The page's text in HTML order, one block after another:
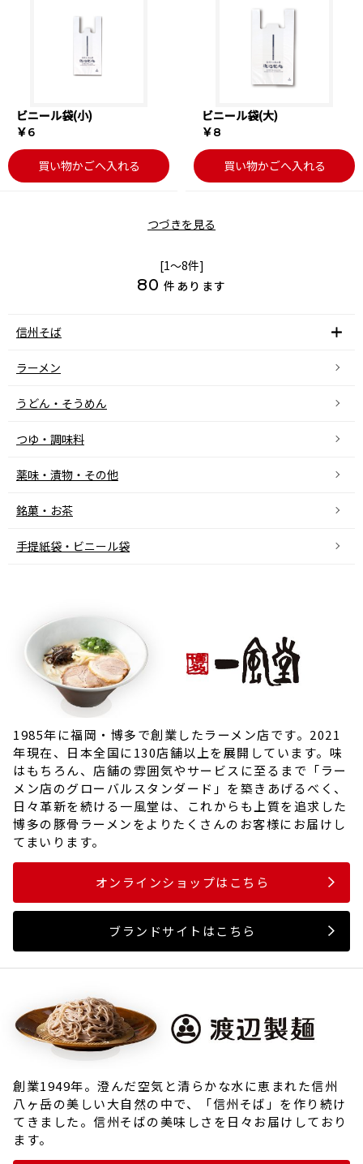
ビニール袋(小)
￥6
買い物かごへ入れる
ビニール袋(大)
￥8
買い物かごへ入れる
つづきを見る
[1～8件]
80 件あります
信州そば
ラーメン
うどん・そうめん
つゆ・調味料
薬味・漬物・その他
銘菓・お茶
手提紙袋・ビニール袋
1985年に福岡・博多で創業したラーメン店です。2021
年現在、日本全国に130店舗以上を展開しています。味
はもちろん、店舗の雰囲気やサービスに至るまで「ラー
メン店のグローバルスタンダード」を築きあげるべく、
日々革新を続ける一風堂は、これからも上質を追求した
博多の豚骨ラーメンをよりたくさんのお客様にお届けし
てまいります。
オンラインショップはこちら
ブランドサイトはこちら
創業1949年。澄んだ空気と清らかな水に恵まれた信州
八ヶ岳の美しい大自然の中で、「信州そば」を作り続け
てきました。信州そばの美味しさを日々お届けしており
ます。